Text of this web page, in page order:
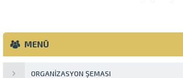
MENÜ
ORGANIZASYON ŞEMASI